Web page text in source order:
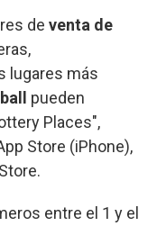
de venta de
lugares más
pueden
Places",
Store (iPhone),
entre el 1 y el